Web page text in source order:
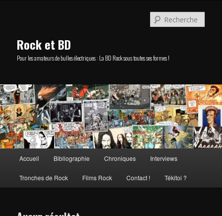
Rock et BD
Pour les amateurs de bulles électriques : La BD Rock sous toutes ses formes !
principal
Accueil Bibliographie Chroniques Interviews
Tronches de Rock Films Rock Contact ! Tékitoi ?